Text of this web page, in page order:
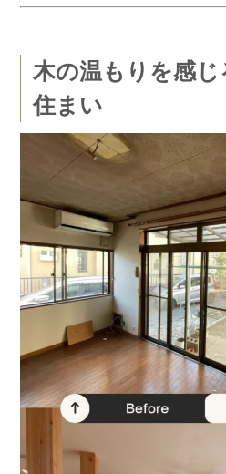
木の温もりを感
住まい